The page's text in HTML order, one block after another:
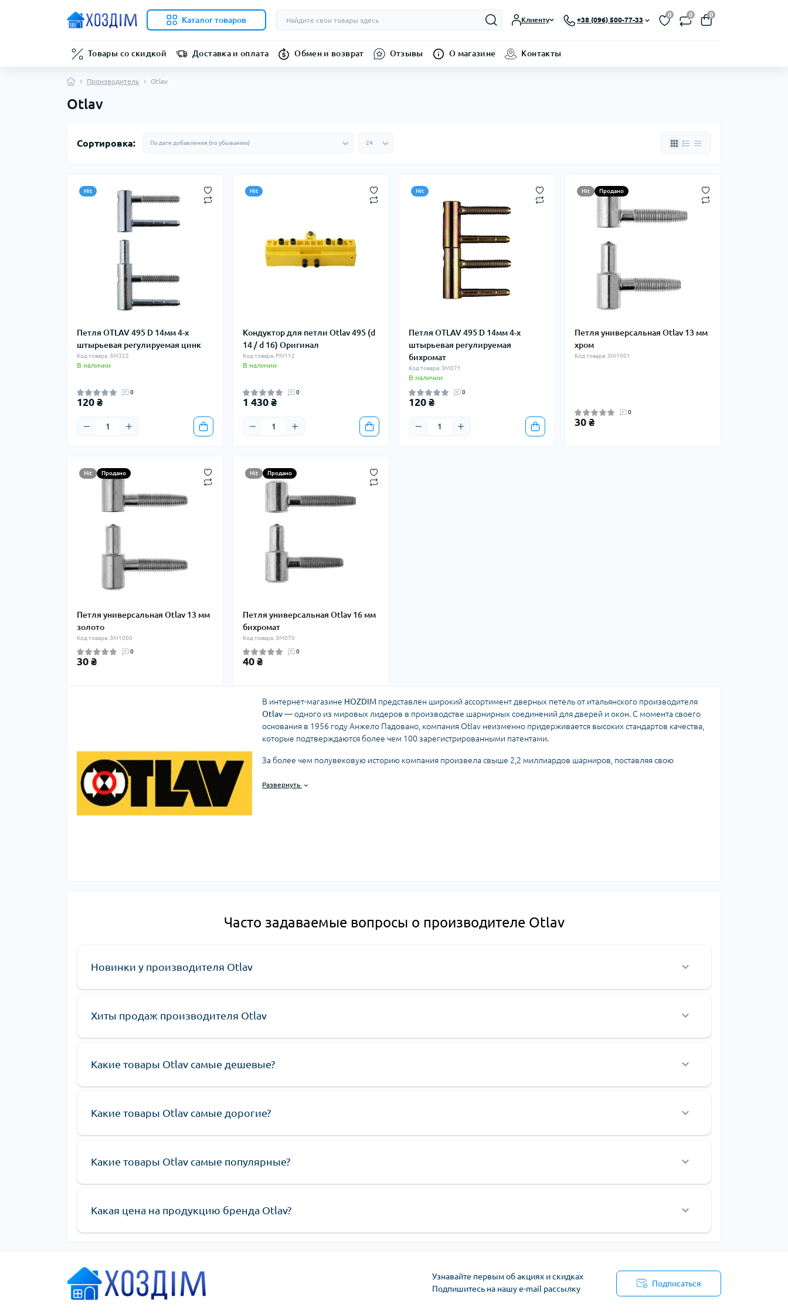
Каталог товаров Клиенту +38 (096) 500-77-33
0 0 0
Товары со скидкой Доставка и оплата Обмен и возврат Отзывы О магазине Контакты
Производитель Otlav
Otlav
Сортировка:
Hit
Петля OTLAV 495 D 14мм 4-х
штырьевая регулируемая цинк
Код товара: ЗМ322
В наличии
0
120 ₴
Hit
Кондуктор для петли Otlav 495 (d
14 / d 16) Оригинал
Код товара: РМ112
В наличии
0
1 430 ₴
Hit
Петля OTLAV 495 D 14мм 4-х
штырьевая регулируемая
бихромат
Код товара: ЗМ071
В наличии
0
120 ₴
Hit Продано
Петля универсальная Otlav 13 мм
хром
Код товара: ЗМ1001
0
30 ₴
Hit Продано
Петля универсальная Otlav 13 мм
золото
Код товара: ЗМ1000
0
30 ₴
Hit Продано
Петля универсальная Otlav 16 мм
бихромат
Код товара: ЗМ070
0
40 ₴
В интернет-магазине HOZDIM представлен широкий ассортимент дверных петель от итальянского производителя
Otlav— одного из мировых лидеров в производстве шарнирных соединений для дверей и окон. С момента своего
основания в 1956 году Анжело Падовано, компания Otlav неизменно придерживается высоких стандартов качества,
которые подтверждаются более чем 100 зарегистрированными патентами.
За более чем полувековую историю компания произвела свыше 2,2 миллиардов шарниров, поставляя свою
продукцию эталоном надежности и долговечности.
Развернуть
Часто задаваемые вопросы о производителе Otlav
Новинки у производителя Otlav
Хиты продаж производителя Otlav
Какие товары Otlav самые дешевые?
Какие товары Otlav самые дорогие?
Какие товары Otlav самые популярные?
Какая цена на продукцию бренда Otlav?
Узнавайте первым об акциях и скидках
Подпишитесь на нашу e-mail рассылку
Подписаться